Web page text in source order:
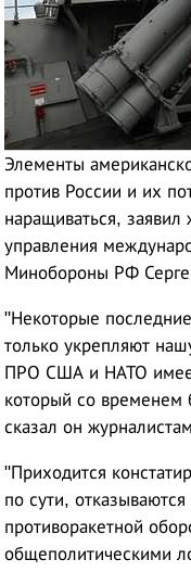
Элементы
против России и их
наращиваться, заявил
управления
Минобороны РФ
"Некоторые
только укрепляют
ПРО США и НАТО
который со временем
сказал он
"Приходится
по сути,
противоракетной
общеполитическими